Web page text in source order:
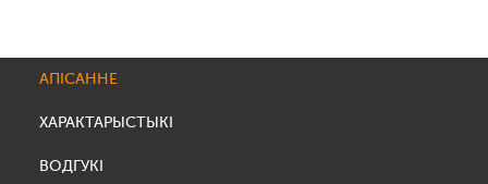
АПІСАННЕ
ХАРАКТАРЫСТЫКІ
ВОДГУКІ